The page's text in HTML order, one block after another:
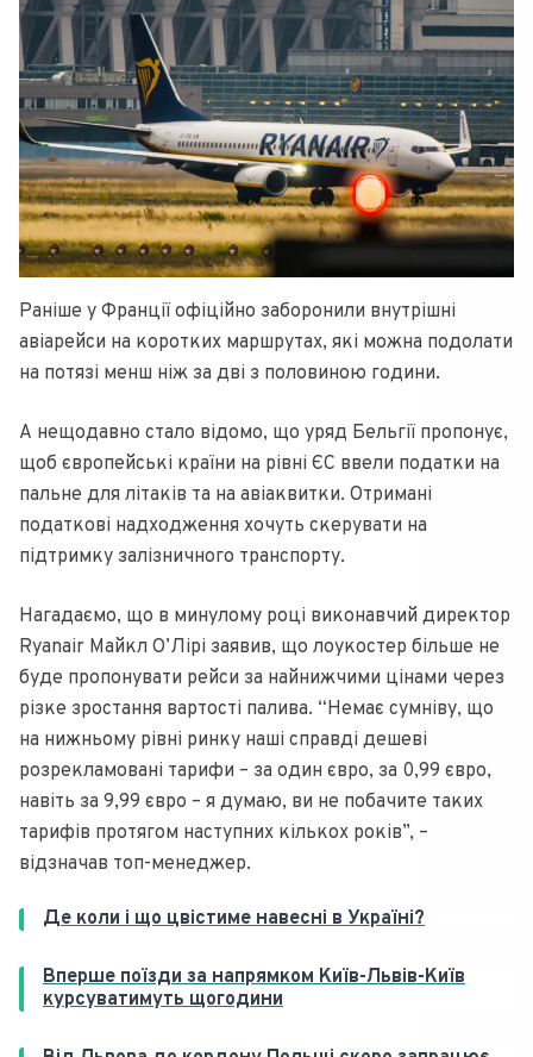
Раніше у Франції офіційно заборонили внутрішні
авіарейси на коротких маршрутах, які можна подолати
на потязі менш ніж за дві з половиною години.
А нещодавно стало відомо, що уряд Бельгії пропонує,
щоб європейські країни на рівні ЄС ввели податки на
пальне для літаків та на авіаквитки. Отримані
податкові надходження хочуть скерувати на
підтримку залізничного транспорту.
Нагадаємо, що в минулому році виконавчий директор
Ryanair Майкл О’Лірі заявив, що лоукостер більше не
буде пропонувати рейси за найнижчими цінами через
різке зростання вартості палива. “Немає сумніву, що
на нижньому рівні ринку наші справді дешеві
розрекламовані тарифи – за один євро, за 0,99 євро,
навіть за 9,99 євро – я думаю, ви не побачите таких
тарифів протягом наступних кількох років”, –
відзначав топ-менеджер.
Де коли і що цвістиме навесні в Україні?
Вперше поїзди за напрямком Київ-Львів-Київ
курсуватимуть щогодини